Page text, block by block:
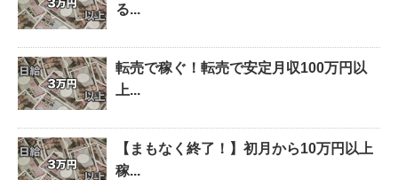
る...
転売で稼ぐ！転売で安定月収100万円以
上...
【まもなく終了！】初月から10万円以上
稼...